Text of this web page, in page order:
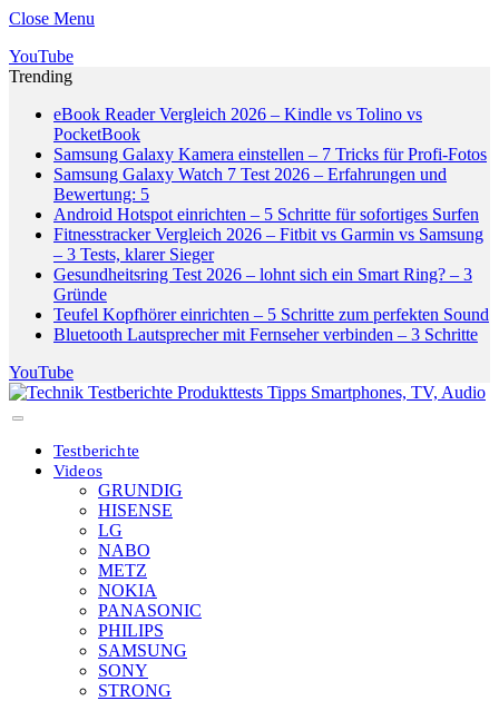
Close Menu
YouTube
Trending
eBook Reader Vergleich 2026 – Kindle vs Tolino vs
PocketBook
Samsung Galaxy Kamera einstellen – 7 Tricks für Profi-Fotos
Samsung Galaxy Watch 7 Test 2026 – Erfahrungen und
Bewertung: 5
Android Hotspot einrichten – 5 Schritte für sofortiges Surfen
Fitnesstracker Vergleich 2026 – Fitbit vs Garmin vs Samsung
– 3 Tests, klarer Sieger
Gesundheitsring Test 2026 – lohnt sich ein Smart Ring? – 3
Gründe
Teufel Kopfhörer einrichten – 5 Schritte zum perfekten Sound
Bluetooth Lautsprecher mit Fernseher verbinden – 3 Schritte
YouTube
Testberichte
Videos
GRUNDIG
HISENSE
LG
NABO
METZ
NOKIA
PANASONIC
PHILIPS
SAMSUNG
SONY
STRONG